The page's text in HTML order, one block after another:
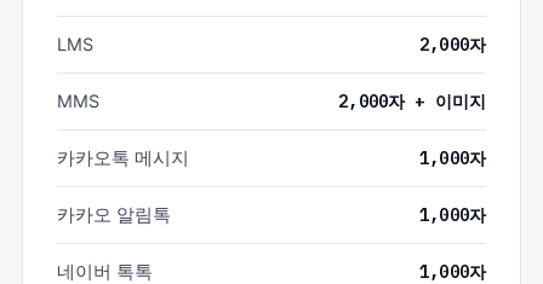
LMS 2,000자
MMS 2,000자 + 이미지
카카오톡 메시지 1,000자
카카오 알림톡 1,000자
네이버 톡톡 1,000자